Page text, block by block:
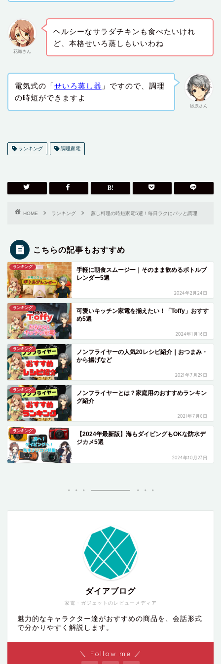
花織さん
ヘルシーなサラダチキンも食べたいけれ
ど、本格せいろ蒸しもいいわね
凪原さん
電気式の「せいろ蒸し器 」ですので、調理
の時短ができますよ
ランキング 調理家電
HOME ランキング 蒸し料理の時短家電5選！毎日ラクにパッと調理
こちらの記事もおすすめ
ランキング
手軽に朝食スムージー｜そのまま飲めるボトルブ
レンダー5選
2024年2月24日
ランキング
可愛いキッチン家電を揃えたい！「Toffy」おすす
め5選
2024年1月16日
ランキング
ノンフライヤーの人気20レシピ紹介｜おつまみ・
から揚げなど
2021年7月29日
ランキング
ノンフライヤーとは？家庭用のおすすめランキン
グ紹介
2021年7月8日
ランキング
【2024年最新版】海もダイビングもOKな防水デ
ジカメ5選
2024年10月23日
家電・ガジェットのレビューメディア
ダイアブログ
魅力的なキャラクター達がおすすめの商品を、会話形式
で分かりやすく解説します。
＼ Follow me ／